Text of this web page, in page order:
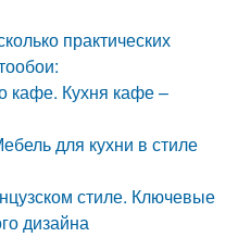
практических
кафе. Кухня кафе –
для кухни в стиле
стиле. Ключевые
дизайна